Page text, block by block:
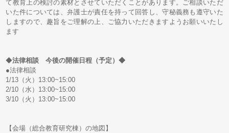
て教育上の検討の素材とさせていただくことがあります。ご相談いただ
いた件については、弁護士が責任を持って回答し、守秘義務も遵守いた
しますので、趣旨をご理解の上、ご協力いただきますようお願いいたし
ます
◆法律相談 今後の開催日程（予定）◆
●法律相談
1/13（火）13:00~15:00
2/10（水）13:00~15:00
3/10（火）13:00~15:00
【会場（総合教育研究棟）の地図】